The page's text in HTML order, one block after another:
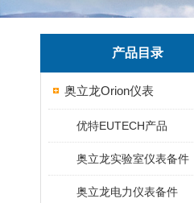
产品目录
奥立龙Orion仪表
优特EUTECH产品
奥立龙实验室仪表备件
奥立龙电力仪表备件